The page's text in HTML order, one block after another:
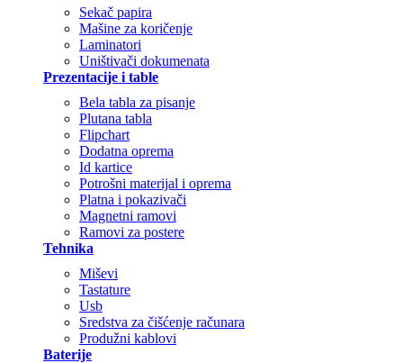
Sekač papira
Mašine za koričenje
Laminatori
Uništivači dokumenata
Prezentacije i table
Bela tabla za pisanje
Plutana tabla
Flipchart
Dodatna oprema
Id kartice
Potrošni materijal i oprema
Platna i pokazivači
Magnetni ramovi
Ramovi za postere
Tehnika
Miševi
Tastature
Usb
Sredstva za čišćenje računara
Produžni kablovi
Baterije